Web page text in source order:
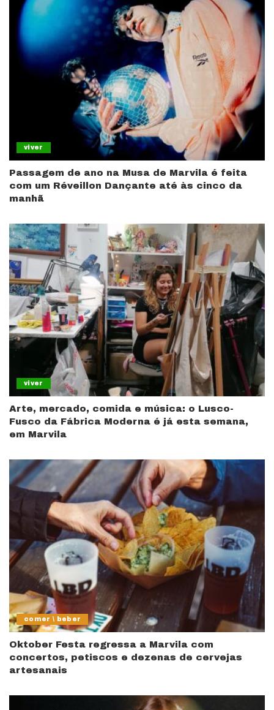
viver
Passagem de ano na Musa de Marvila é feita
com um Réveillon Dançante até às cinco da
manhã
viver
Arte, mercado, comida e música: o Lusco-
Fusco da Fábrica Moderna é já esta semana,
em Marvila
comer \ beber
Oktober Festa regressa a Marvila com
concertos, petiscos e dezenas de cervejas
artesanais